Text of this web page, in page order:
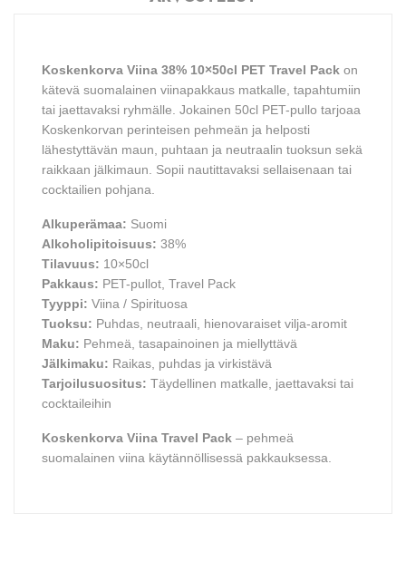
Koskenkorva Viina 38% 10×50cl PET Travel Pack on
kätevä suomalainen viinapakkaus matkalle, tapahtumiin
tai jaettavaksi ryhmälle. Jokainen 50cl PET-pullo tarjoaa
Koskenkorvan perinteisen pehmeän ja helposti
lähestyttävän maun, puhtaan ja neutraalin tuoksun sekä
raikkaan jälkimaun. Sopii nautittavaksi sellaisenaan tai
cocktailien pohjana.
Alkuperämaa: Suomi
Alkoholipitoisuus: 38%
Tilavuus: 10×50cl
Pakkaus: PET-pullot, Travel Pack
Tyyppi: Viina / Spirituosa
Tuoksu: Puhdas, neutraali, hienovaraiset vilja-aromit
Maku: Pehmeä, tasapainoinen ja miellyttävä
Jälkimaku: Raikas, puhdas ja virkistävä
Tarjoilusuositus: Täydellinen matkalle, jaettavaksi tai
cocktaileihin
Koskenkorva Viina Travel Pack – pehmeä
suomalainen viina käytännöllisessä pakkauksessa.